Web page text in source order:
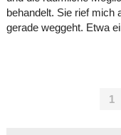
behandelt. Sie rief mich
gerade weggeht. Etwa
1